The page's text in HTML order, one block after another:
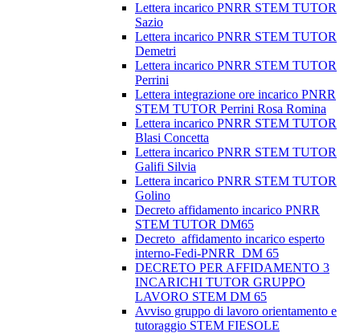
Lettera incarico PNRR STEM TUTOR
Sazio
Lettera incarico PNRR STEM TUTOR
Demetri
Lettera incarico PNRR STEM TUTOR
Perrini
Lettera integrazione ore incarico PNRR
STEM TUTOR Perrini Rosa Romina
Lettera incarico PNRR STEM TUTOR
Blasi Concetta
Lettera incarico PNRR STEM TUTOR
Galifi Silvia
Lettera incarico PNRR STEM TUTOR
Golino
Decreto affidamento incarico PNRR
STEM TUTOR DM65
Decreto_affidamento incarico esperto
interno-Fedi-PNRR_DM 65
DECRETO PER AFFIDAMENTO 3
INCARICHI TUTOR GRUPPO
LAVORO STEM DM 65
Avviso gruppo di lavoro orientamento e
tutoraggio STEM FIESOLE